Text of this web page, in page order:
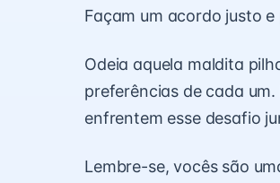
Façam um acordo justo
Odeia aquela maldita
preferências de cada
enfrentem esse desafio
Lembre-se, vocês são